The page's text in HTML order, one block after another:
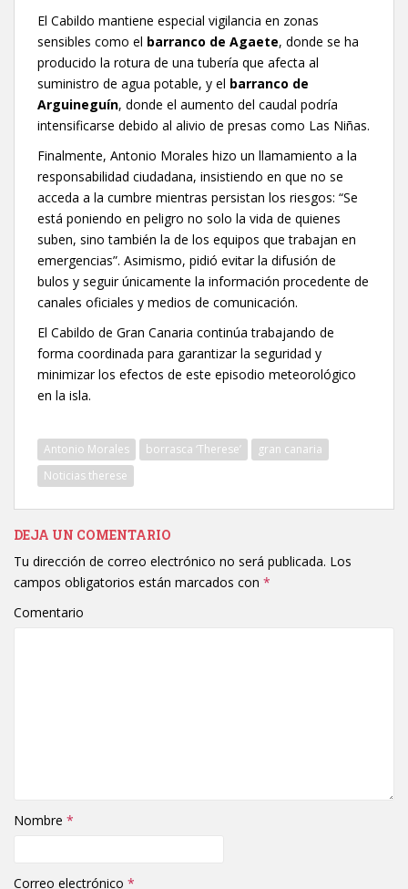
El Cabildo mantiene especial vigilancia en zonas
sensibles como el barranco de Agaete, donde se ha
producido la rotura de una tubería que afecta al
suministro de agua potable, y el barranco de
Arguineguín, donde el aumento del caudal podría
intensificarse debido al alivio de presas como Las Niñas.
Finalmente, Antonio Morales hizo un llamamiento a la
responsabilidad ciudadana, insistiendo en que no se
acceda a la cumbre mientras persistan los riesgos: “Se
está poniendo en peligro no solo la vida de quienes
suben, sino también la de los equipos que trabajan en
emergencias”. Asimismo, pidió evitar la difusión de
bulos y seguir únicamente la información procedente de
canales oficiales y medios de comunicación.
El Cabildo de Gran Canaria continúa trabajando de
forma coordinada para garantizar la seguridad y
minimizar los efectos de este episodio meteorológico
en la isla.
Antonio Morales borrasca ‘Therese’
gran canaria
Noticias therese
DEJA UN COMENTARIO
Tu dirección de correo electrónico no será publicada. Los
campos obligatorios están marcados con *
Comentario
Nombre *
Correo electrónico *